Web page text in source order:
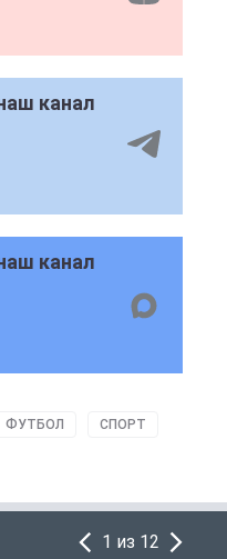
канал
канал
ФУТБОЛ СПОРТ
1 из 12